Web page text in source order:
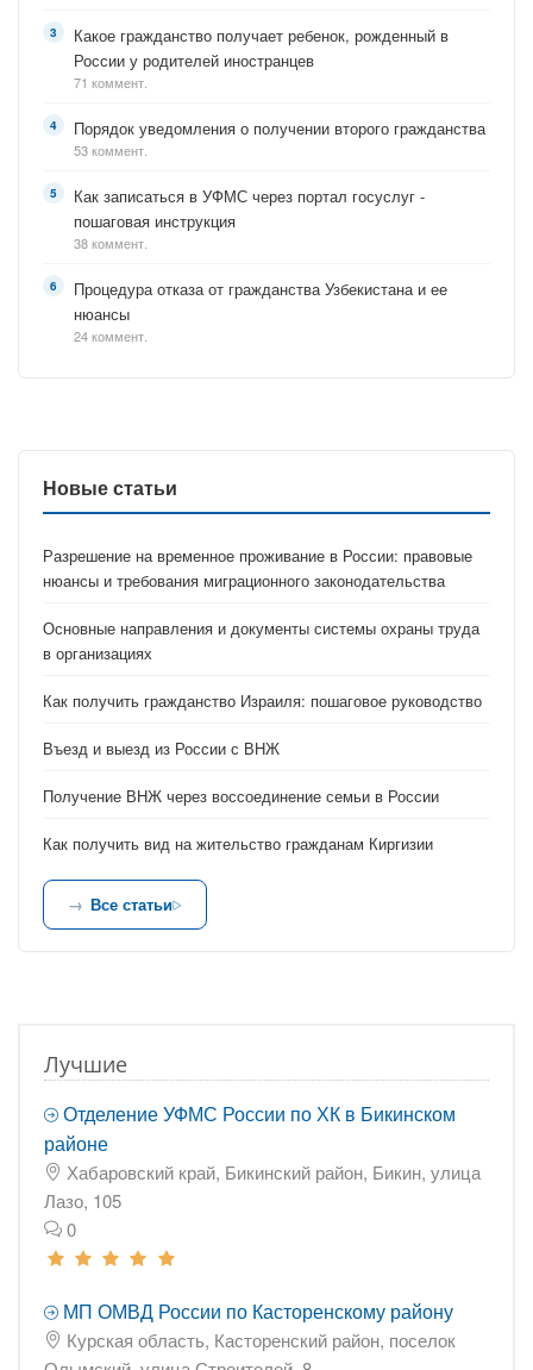
Какое гражданство получает ребенок, рожденный в
России у родителей иностранцев
71 коммент.
Порядок уведомления о получении второго гражданства
53 коммент.
Как записаться в УФМС через портал госуслуг -
пошаговая инструкция
38 коммент.
Процедура отказа от гражданства Узбекистана и ее
нюансы
24 коммент.
Новые статьи
Разрешение на временное проживание в России: правовые
нюансы и требования миграционного законодательства
Основные направления и документы системы охраны труда
в организациях
Как получить гражданство Израиля: пошаговое руководство
Въезд и выезд из России с ВНЖ
Получение ВНЖ через воссоединение семьи в России
Как получить вид на жительство гражданам Киргизии
Все статьи
Лучшие
Отделение УФМС России по ХК в Бикинском
районе
Хабаровский край, Бикинский район, Бикин, улица
Лазо, 105
0
МП ОМВД России по Касторенскому району
Курская область, Касторенский район, поселок